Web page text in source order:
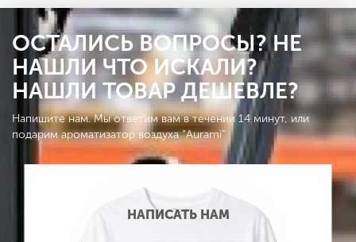
ОСТАЛИСЬ ВОПРОСЫ? НЕ
НАШЛИ ЧТО ИСКАЛИ?
НАШЛИ ТОВАР ДЕШЕВЛЕ?
Напишите нам. Мы ответим вам в течении 14 минут, или
подарим ароматизатор воздуха “Aurami”
НАПИСАТЬ НАМ